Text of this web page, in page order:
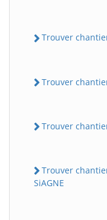
Trouver
Trouver
Trouver
Trouver
SiAGNE